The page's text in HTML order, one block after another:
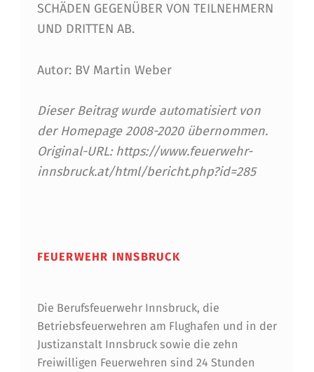
SCHÄDEN GEGENÜBER VON TEILNEHMERN
UND DRITTEN AB.
Autor: BV Martin Weber
Dieser Beitrag wurde automatisiert von
der Homepage 2008-2020 übernommen.
Original-URL: https://www.feuerwehr-
innsbruck.at/html/bericht.php?id=285
FEUERWEHR INNSBRUCK
Die Berufsfeuerwehr Innsbruck, die
Betriebsfeuerwehren am Flughafen und in der
Justizanstalt Innsbruck sowie die zehn
Freiwilligen Feuerwehren sind 24 Stunden